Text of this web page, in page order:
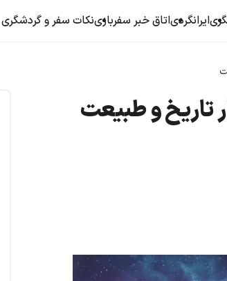
ایرانگردیاتاق خبر سفربازینکات سفر و گردشگری
تاریخ و طبیعت